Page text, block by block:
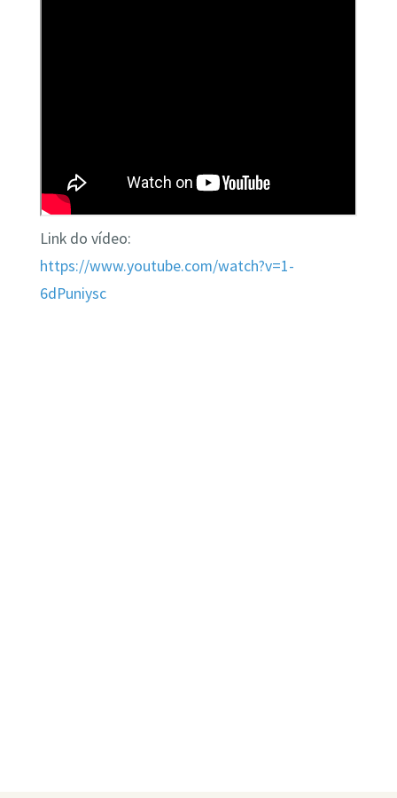
Link do vídeo:
https://www.youtube.com/watch?v=1-
6dPuniysc